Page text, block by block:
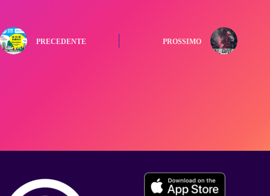
PRECEDENTE PROSSIMO